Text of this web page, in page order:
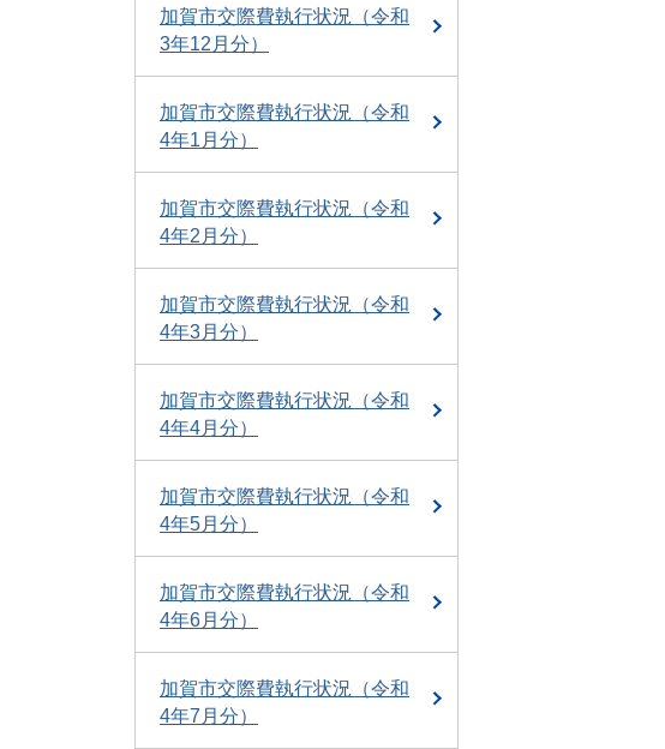
加賀市交際費執行状況（令和
3年12月分）
加賀市交際費執行状況（令和
4年1月分）
加賀市交際費執行状況（令和
4年2月分）
加賀市交際費執行状況（令和
4年3月分）
加賀市交際費執行状況（令和
4年4月分）
加賀市交際費執行状況（令和
4年5月分）
加賀市交際費執行状況（令和
4年6月分）
加賀市交際費執行状況（令和
4年7月分）